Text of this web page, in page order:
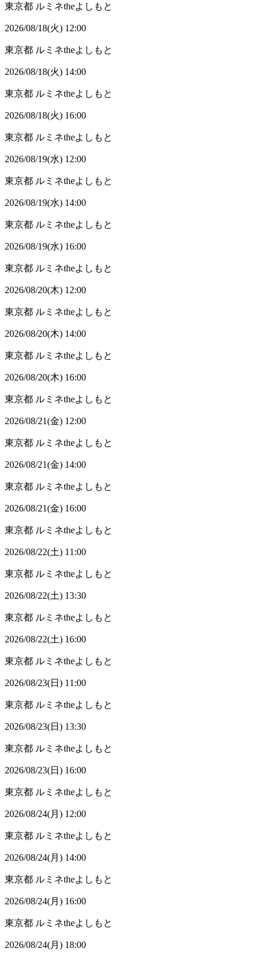
東京都 ルミネtheよしもと
2026/08/18(火) 12:00
東京都 ルミネtheよしもと
2026/08/18(火) 14:00
東京都 ルミネtheよしもと
2026/08/18(火) 16:00
東京都 ルミネtheよしもと
2026/08/19(水) 12:00
東京都 ルミネtheよしもと
2026/08/19(水) 14:00
東京都 ルミネtheよしもと
2026/08/19(水) 16:00
東京都 ルミネtheよしもと
2026/08/20(木) 12:00
東京都 ルミネtheよしもと
2026/08/20(木) 14:00
東京都 ルミネtheよしもと
2026/08/20(木) 16:00
東京都 ルミネtheよしもと
2026/08/21(金) 12:00
東京都 ルミネtheよしもと
2026/08/21(金) 14:00
東京都 ルミネtheよしもと
2026/08/21(金) 16:00
東京都 ルミネtheよしもと
2026/08/22(土) 11:00
東京都 ルミネtheよしもと
2026/08/22(土) 13:30
東京都 ルミネtheよしもと
2026/08/22(土) 16:00
東京都 ルミネtheよしもと
2026/08/23(日) 11:00
東京都 ルミネtheよしもと
2026/08/23(日) 13:30
東京都 ルミネtheよしもと
2026/08/23(日) 16:00
東京都 ルミネtheよしもと
2026/08/24(月) 12:00
東京都 ルミネtheよしもと
2026/08/24(月) 14:00
東京都 ルミネtheよしもと
2026/08/24(月) 16:00
東京都 ルミネtheよしもと
2026/08/24(月) 18:00